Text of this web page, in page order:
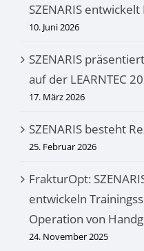
SZENARIS
10. Juni 2026
SZENARIS
auf der LEARNTEC
17. März 2026
SZENARIS besteht
25. Februar 2026
FrakturOpt:
entwickeln
Operation von
24. November 2025